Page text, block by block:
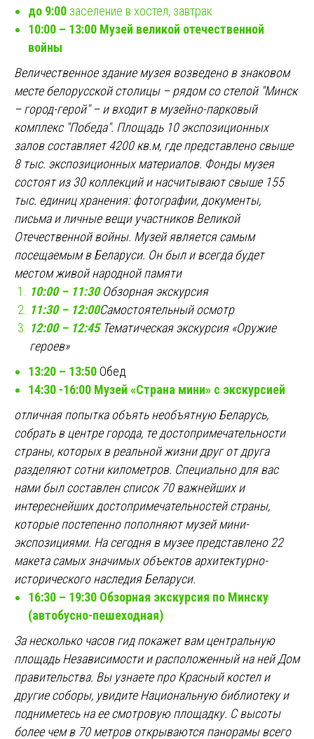
до 9:00 заселение в хостел, завтрак
10:00 – 13:00 Музей великой отечественной
войны
Величественное здание музея возведено в знаковом
месте белорусской столицы – рядом со стелой "Минск
– город-герой" – и входит в музейно-парковый
комплекс "Победа". Площадь 10 экспозиционных
залов составляет 4200 кв.м, где представлено свыше
8 тыс. экспозиционных материалов. Фонды музея
состоят из 30 коллекций и насчитывают свыше 155
тыс. единиц хранения: фотографии, документы,
письма и личные вещи участников Великой
Отечественной войны. Музей является самым
посещаемым в Беларуси. Он был и всегда будет
местом живой народной памяти
10:00 – 11:30Обзорная экскурсия
11:30 – 12:00Самостоятельный осмотр
12:00 – 12:45 Тематическая экскурсия «Оружие
героев»
13:20 – 13:50 Обед
14:30 -16:00 Музей «Страна мини» с экскурсией
отличная попытка объять необъятную Беларусь,
собрать в центре города, те достопримечательности
страны, которых в реальной жизни друг от друга
разделяют сотни километров. Специально для вас
нами был составлен список 70 важнейших и
интереснейших достопримечательностей страны,
которые постепенно пополняют музей мини-
экспозициями. На сегодня в музее представлено 22
макета самых значимых объектов архитектурно-
исторического наследия Беларуси.
16:30 – 19:30 Обзорная экскурсия по Минску
(автобусно-пешеходная)
За несколько часов гид покажет вам центральную
площадь Независимости и расположенный на ней Дом
правительства. Вы узнаете про Красный костел и
другие соборы, увидите Национальную библиотеку и
подниметесь на ее смотровую площадку. С высоты
более чем в 70 метров открываются панорамы всего